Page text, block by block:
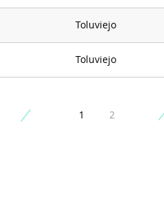
Toluviejo
Toluviejo
1 2